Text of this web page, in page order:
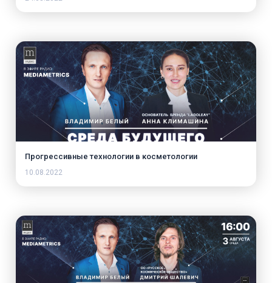
Прогрессивные технологии в косметологии
10.08.2022